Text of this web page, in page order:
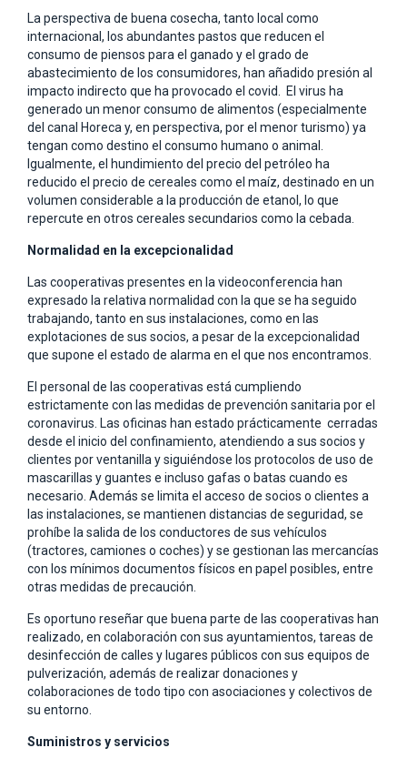
La perspectiva de buena cosecha, tanto local como
internacional, los abundantes pastos que reducen el
consumo de piensos para el ganado y el grado de
abastecimiento de los consumidores, han añadido presión al
impacto indirecto que ha provocado el covid. El virus ha
generado un menor consumo de alimentos (especialmente
del canal Horeca y, en perspectiva, por el menor turismo) ya
tengan como destino el consumo humano o animal.
Igualmente, el hundimiento del precio del petróleo ha
reducido el precio de cereales como el maíz, destinado en un
volumen considerable a la producción de etanol, lo que
repercute en otros cereales secundarios como la cebada.
Normalidad en la excepcionalidad
Las cooperativas presentes en la videoconferencia han
expresado la relativa normalidad con la que se ha seguido
trabajando, tanto en sus instalaciones, como en las
explotaciones de sus socios, a pesar de la excepcionalidad
que supone el estado de alarma en el que nos encontramos.
El personal de las cooperativas está cumpliendo
estrictamente con las medidas de prevención sanitaria por el
coronavirus. Las oficinas han estado prácticamente cerradas
desde el inicio del confinamiento, atendiendo a sus socios y
clientes por ventanilla y siguiéndose los protocolos de uso de
mascarillas y guantes e incluso gafas o batas cuando es
necesario. Además se limita el acceso de socios o clientes a
las instalaciones, se mantienen distancias de seguridad, se
prohíbe la salida de los conductores de sus vehículos
(tractores, camiones o coches) y se gestionan las mercancías
con los mínimos documentos físicos en papel posibles, entre
otras medidas de precaución.
Es oportuno reseñar que buena parte de las cooperativas han
realizado, en colaboración con sus ayuntamientos, tareas de
desinfección de calles y lugares públicos con sus equipos de
pulverización, además de realizar donaciones y
colaboraciones de todo tipo con asociaciones y colectivos de
su entorno.
Suministros y servicios